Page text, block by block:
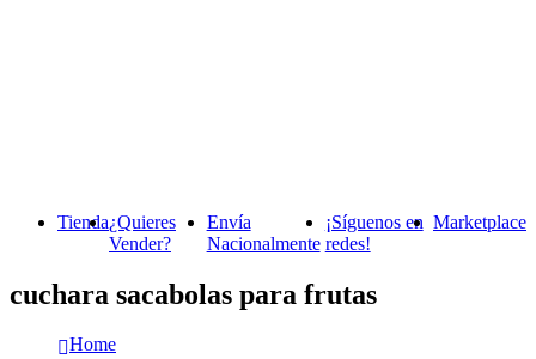
Tienda¿Quieres
Vender?
Envía
Nacionalmente
¡Síguenos en
redes!
Marketplace
cuchara sacabolas para frutas
Home